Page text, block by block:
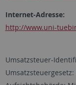
Internet-Adresse:
http://www.uni-
Umsatzsteuer-
Umsatzsteuergesetz: